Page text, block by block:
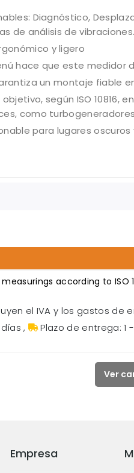
Diagnóstico,
de análisis de vibraciones.
y ligero
hace que este medidor
un montaje fiable
según ISO 10816,
como
para lugares
according to ISO
el IVA y los gastos de
, Plazo de entrega: 1
Ver
Empresa